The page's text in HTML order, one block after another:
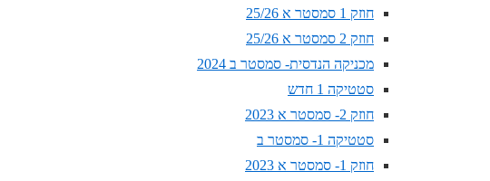
חוזק 1 סמסטר א 25/26
חוזק 2 סמסטר א 25/26
מכניקה הנדסית- סמסטר ב 2024
סטטיקה 1 חדש
חוזק 2- סמסטר א 2023
סטטיקה 1- סמסטר ב
חוזק 1- סמסטר א 2023